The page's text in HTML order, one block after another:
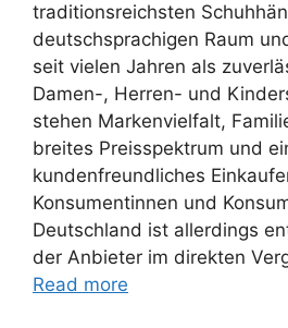
traditionsreichsten
deutschsprachigen Raum
seit vielen Jahren als
Damen-, Herren- und
stehen Markenvielfalt,
breites Preisspektrum und
kundenfreundliches
Konsumentinnen und
Deutschland ist allerdings
der Anbieter im direkten
Read more